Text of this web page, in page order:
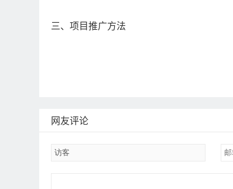
三、项目推广方法
网友评论